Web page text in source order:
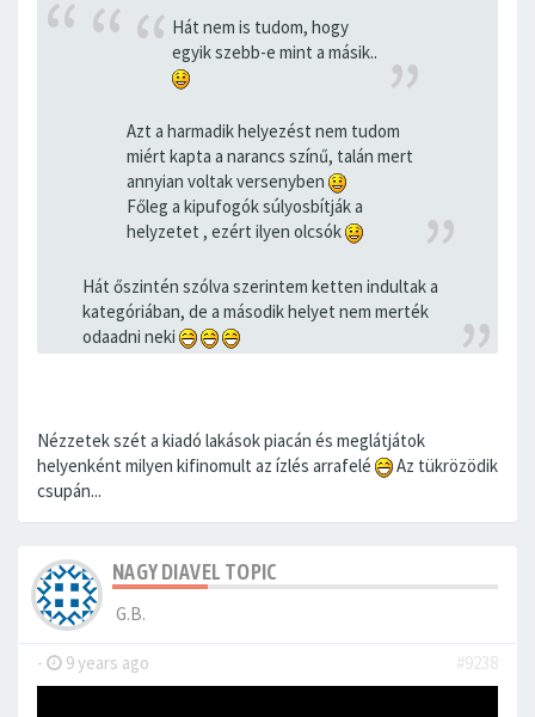
Hát nem is tudom, hogy
egyik szebb-e mint a másik..
Azt a harmadik helyezést nem tudom
miért kapta a narancs színű, talán mert
annyian voltak versenyben
Főleg a kipufogók súlyosbítják a
helyzetet , ezért ilyen olcsók
Hát őszintén szólva szerintem ketten indultak a
kategóriában, de a második helyet nem merték
odaadni neki
Nézzetek szét a kiadó lakások piacán és meglátjátok
helyenként milyen kifinomult az ízlés arrafelé
Az tükrözödik
csupán...
NAGY DIAVEL TOPIC
G.B.
- 9 years ago #9238